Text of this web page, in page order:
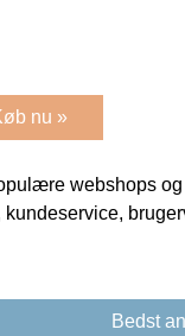
nu »
webshops
Bedst